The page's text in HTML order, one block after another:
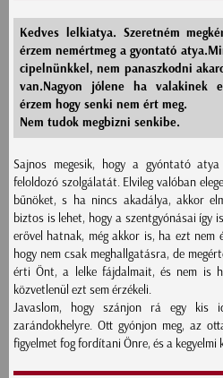
Kedves lelkiatya. Szeretném
érzem nemértmeg a gyontató
cipelnünkkel, nem panaszkodni
van.Nagyon jólene ha valakinek
érzem hogy senki nem ért meg.
Nem tudok megbizni senkibe.
Sajnos megesik, hogy a gyóntató
feloldozó szolgálatát. Elvileg valóban
bűnöket, s ha nincs akadálya, akkor
biztos is lehet, hogy a szentgyónásai így
erővel hatnak, még akkor is, ha ezt nem
hogy nem csak meghallgatásra, de
érti Önt, a lelke fájdalmait, és nem is
közvetlenül ezt sem érzékeli.
Javaslom, hogy szánjon rá egy kis
zarándokhelyre. Ott gyónjon meg, az
figyelmet fog fordítani Önre, és a kegyelmi